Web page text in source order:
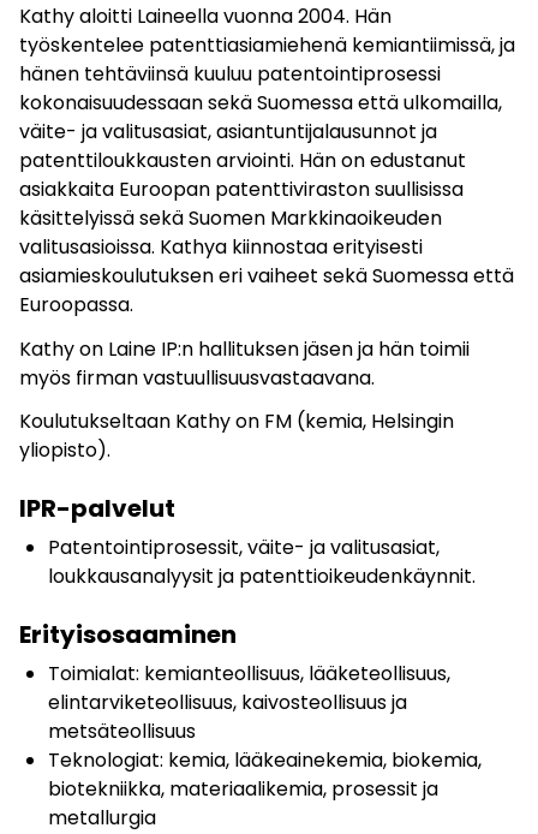
Kathy aloitti Laineella vuonna 2004. Hän
työskentelee patenttiasiamiehenä kemiantiimissä, ja
hänen tehtäviinsä kuuluu patentointiprosessi
kokonaisuudessaan sekä Suomessa että ulkomailla,
väite- ja valitusasiat, asiantuntijalausunnot ja
patenttiloukkausten arviointi. Hän on edustanut
asiakkaita Euroopan patenttiviraston suullisissa
käsittelyissä sekä Suomen Markkinaoikeuden
valitusasioissa. Kathya kiinnostaa erityisesti
asiamieskoulutuksen eri vaiheet sekä Suomessa että
Euroopassa.
Kathy on Laine IP:n hallituksen jäsen ja hän toimii
myös firman vastuullisuusvastaavana.
Koulutukseltaan Kathy on FM (kemia, Helsingin
yliopisto).
IPR-palvelut
Patentointiprosessit, väite- ja valitusasiat,
loukkausanalyysit ja patenttioikeudenkäynnit.
Erityisosaaminen
Toimialat: kemianteollisuus, lääketeollisuus,
elintarviketeollisuus, kaivosteollisuus ja
metsäteollisuus
Teknologiat: kemia, lääkeainekemia, biokemia,
biotekniikka, materiaalikemia, prosessit ja
metallurgia